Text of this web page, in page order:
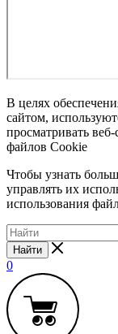
В целях
сайтом,
просматривать
файлов Cookie
Чтобы узнать
управлять их
использования
Найти
0